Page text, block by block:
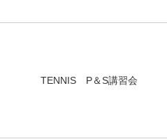
TENNIS P＆S講習会